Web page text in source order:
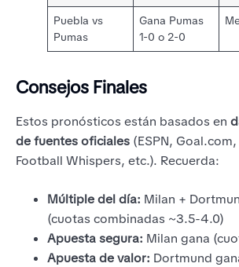
Puebla vs
Pumas
Gana Pumas
1-0 o 2-0
Consejos Finales
Estos pronósticos están basados en
de fuentes oficiales (ESPN,
Football Whispers, etc.). Recuerda:
Múltiple del día: Milan +
(cuotas combinadas ~3.5-4.0)
Apuesta segura: Milan gana
Apuesta de valor: Dortmund